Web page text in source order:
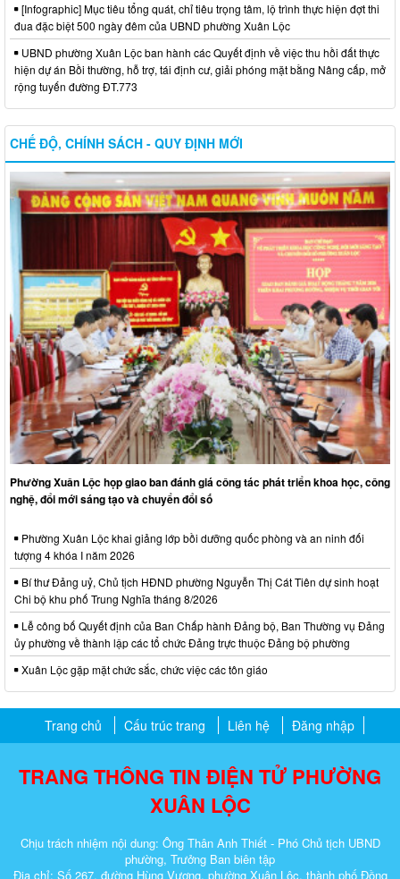
[Infographic] Mục tiêu tổng quát, chỉ tiêu trọng tâm, lộ trình thực hiện đợt thi
đua đặc biệt 500 ngày đêm của UBND phường Xuân Lộc
UBND phường Xuân Lộc ban hành các Quyết định về việc thu hồi đất thực
hiện dự án Bồi thường, hỗ trợ, tái định cư, giải phóng mặt bằng Nâng cấp, mở
rộng tuyến đường ĐT.773
CHẾ ĐỘ, CHÍNH SÁCH - QUY ĐỊNH MỚI
Phường Xuân Lộc họp giao ban đánh giá công tác phát triển khoa học, công
nghệ, đổi mới sáng tạo và chuyển đổi số
Phường Xuân Lộc khai giảng lớp bồi dưỡng quốc phòng và an ninh đối
tượng 4 khóa I năm 2026
Bí thư Đảng uỷ, Chủ tịch HĐND phường Nguyễn Thị Cát Tiên dự sinh hoạt
Chi bộ khu phố Trung Nghĩa tháng 8/2026
Lễ công bố Quyết định của Ban Chấp hành Đảng bộ, Ban Thường vụ Đảng
ủy phường về thành lập các tổ chức Đảng trực thuộc Đảng bộ phường
Xuân Lộc gặp mặt chức sắc, chức việc các tôn giáo
Trang chủ Cấu trúc trang Liên hệ Đăng nhập
TRANG THÔNG TIN ĐIỆN TỬ PHƯỜNG
XUÂN LỘC
Chịu trách nhiệm nội dung: Ông Thân Anh Thiết - Phó Chủ tịch UBND
phường, Trưởng Ban biên tập
Địa chỉ: Số 267, đường Hùng Vương, phường Xuân Lộc, thành phố Đồng